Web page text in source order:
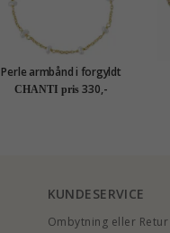
Perle armbånd i forgyldt
sølv
CHANTI pris 330,-
KUNDESERVICE
Ombytning eller Retur